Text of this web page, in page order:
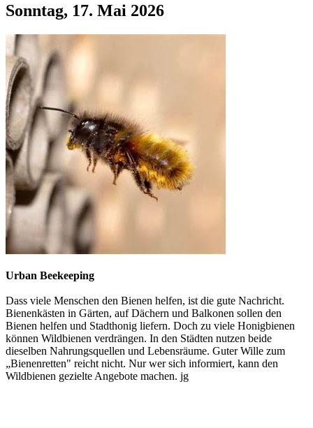
Sonntag, 17. Mai 2026
Urban Beekeeping
Dass viele Menschen den Bienen helfen, ist die gute Nachricht.
Bienenkästen in Gärten, auf Dächern und Balkonen sollen den
Bienen helfen und Stadthonig liefern. Doch zu viele Honigbienen
können Wildbienen verdrängen. In den Städten nutzen beide
dieselben Nahrungsquellen und Lebensräume. Guter Wille zum
„Bienenretten" reicht nicht. Nur wer sich informiert, kann den
Wildbienen gezielte Angebote machen. jg